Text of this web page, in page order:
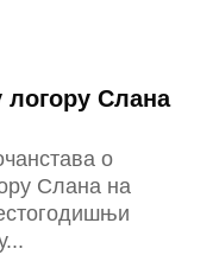
логору Слана
о
Слана на